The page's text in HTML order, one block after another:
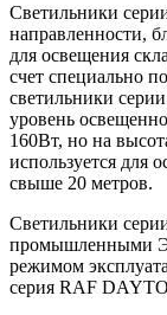
Светильники
направленности,
для освещения
счет специально
светильники
уровень
160Вт, но на
используется для
свыше 20 метров.
Светильники
промышленными
режимом
серия RAF